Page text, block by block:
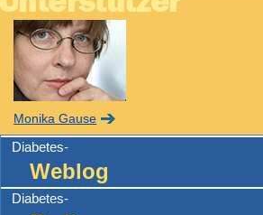
Monika Gause
Diabetes-
Weblog
Diabetes-